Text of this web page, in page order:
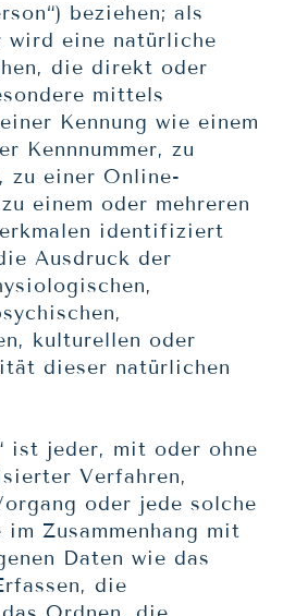
beziehen; als
eine natürliche
die direkt oder
mittels
Kennung wie einem
Kennnummer, zu
zu einer Online-
einem oder mehreren
identifiziert
Ausdruck der
kulturellen oder
dieser natürlichen
ist jeder, mit oder ohne
Verfahren,
oder jede solche
Zusammenhang mit
Daten wie das
die